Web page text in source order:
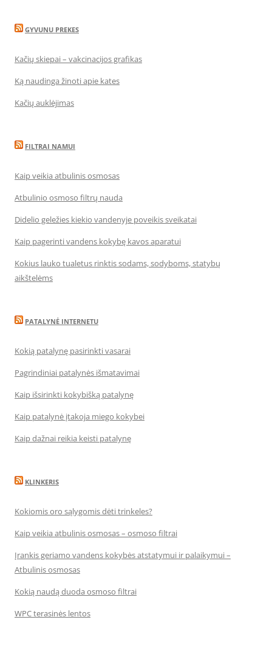
GYVUNU PREKES
Kačių skiepai – vakcinacijos grafikas
Ką naudinga žinoti apie kates
Kačių auklėjimas
FILTRAI NAMUI
Kaip veikia atbulinis osmosas
Atbulinio osmoso filtrų nauda
Didelio geležies kiekio vandenyje poveikis sveikatai
Kaip pagerinti vandens kokybę kavos aparatui
Kokius lauko tualetus rinktis sodams, sodyboms, statybų
aikštelėms
PATALYNĖ INTERNETU
Kokią patalynę pasirinkti vasarai
Pagrindiniai patalynės išmatavimai
Kaip išsirinkti kokybišką patalynę
Kaip patalynė įtakoja miego kokybei
Kaip dažnai reikia keisti patalynę
KLINKERIS
Kokiomis oro sąlygomis dėti trinkeles?
Kaip veikia atbulinis osmosas – osmoso filtrai
Įrankis geriamo vandens kokybės atstatymui ir palaikymui –
Atbulinis osmosas
Kokią naudą duoda osmoso filtrai
WPC terasinės lentos